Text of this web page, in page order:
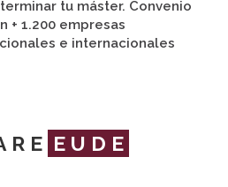
tu máster. Convenio
+ 1.200 empresas
e internacionales
EUDE